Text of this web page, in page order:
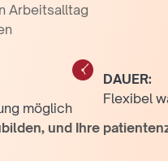
Arbeitsalltag
möglich
DAUER:
Flexibel
und Ihre